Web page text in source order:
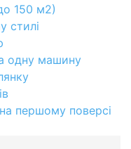
150 м2)
стилі
одну машину
першому поверсі